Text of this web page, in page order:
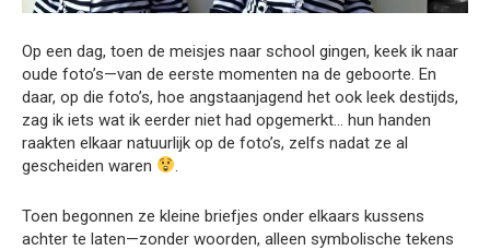
Op een dag, toen de meisjes naar school gingen, keek ik naar
oude foto’s—van de eerste momenten na de geboorte. En
daar, op die foto’s, hoe angstaanjagend het ook leek destijds,
zag ik iets wat ik eerder niet had opgemerkt… hun handen
raakten elkaar natuurlijk op de foto’s, zelfs nadat ze al
gescheiden waren
.
Toen begonnen ze kleine briefjes onder elkaars kussens
achter te laten—zonder woorden, alleen symbolische tekens